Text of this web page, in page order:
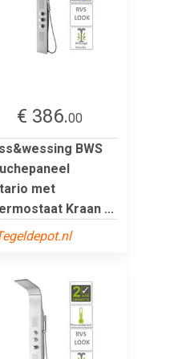
€ 386.00
BWS
met
Kraan ...